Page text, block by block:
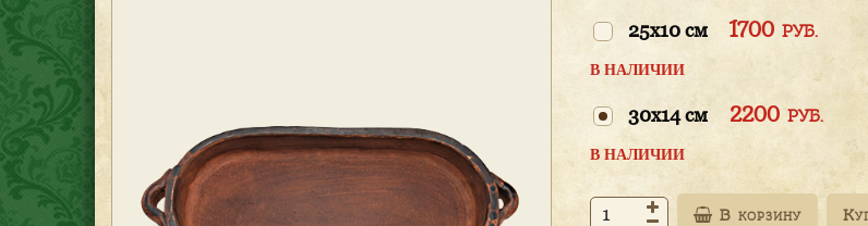
25х10 см 1700 РУБ.
В НАЛИЧИИ
30х14 см 2200 РУБ.
В НАЛИЧИИ
В корзину